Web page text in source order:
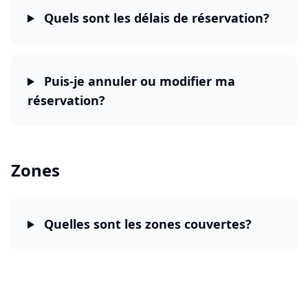
Quels sont les délais de réservation?
Puis-je annuler ou modifier ma
réservation?
Zones
Quelles sont les zones couvertes?